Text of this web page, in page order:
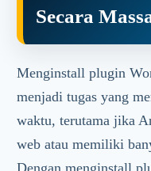
Secara
Menginstall plugin
menjadi tugas yang
waktu, terutama jika
web atau memiliki
Dengan menginstall